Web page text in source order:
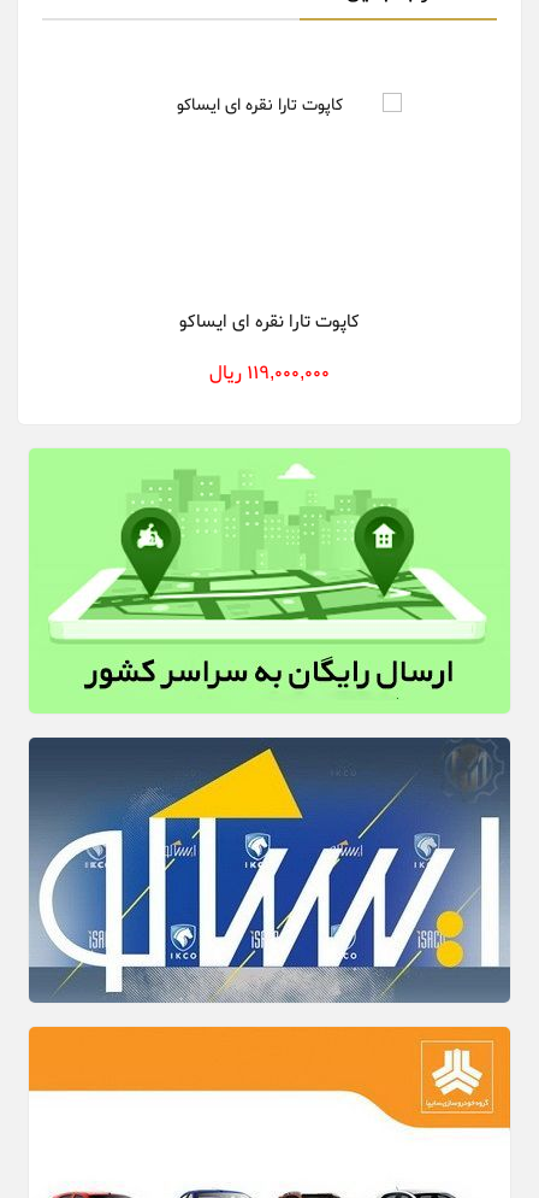
کاپوت تارا نقره ای ایساکو
119,000,000 ریال